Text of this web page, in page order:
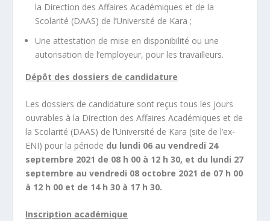
la Direction des Affaires Académiques et de la
Scolarité (DAAS) de l’Université de Kara ;
Une attestation de mise en disponibilité ou une
autorisation de l’employeur, pour les travailleurs.
Dépôt des dossiers de candidature
Les dossiers de candidature sont reçus tous les jours
ouvrables à la Direction des Affaires Académiques et de
la Scolarité (DAAS) de l’Université de Kara (site de l’ex-
ENI) pour la période du lundi 06 au vendredi 24
septembre 2021 de 08 h 00 à 12 h 30, et du lundi 27
septembre au vendredi 08 octobre 2021 de 07 h 00
à 12 h 00 et de 14 h 30 à 17 h 30.
Inscription académique